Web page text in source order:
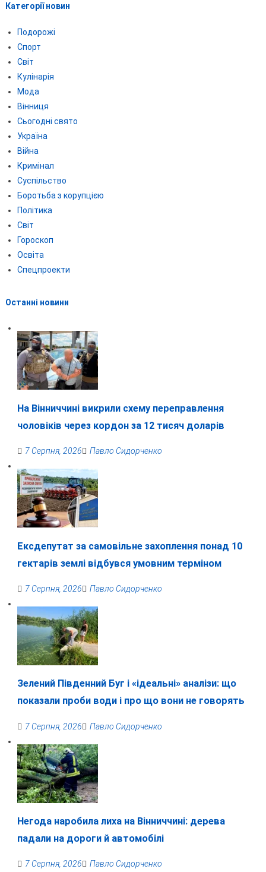
Категорії новин
Подорожі
Спорт
Світ
Кулінарія
Мода
Вінниця
Сьогодні свято
Україна
Війна
Кримінал
Суспільство
Боротьба з корупцією
Політика
Світ
Гороскоп
Освіта
Спецпроекти
Останні новини
На Вінниччині викрили схему переправлення
чоловіків через кордон за 12 тисяч доларів
7 Серпня, 2026 Павло Сидорченко
Ексдепутат за самовільне захоплення понад 10
гектарів землі відбувся умовним терміном
7 Серпня, 2026 Павло Сидорченко
Зелений Південний Буг і «ідеальні» аналізи: що
показали проби води і про що вони не говорять
7 Серпня, 2026 Павло Сидорченко
Негода наробила лиха на Вінниччині: дерева
падали на дороги й автомобілі
7 Серпня, 2026 Павло Сидорченко